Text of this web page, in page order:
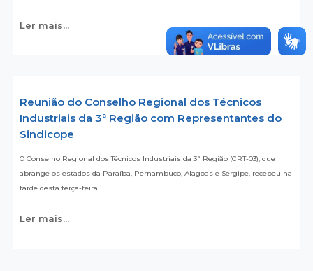
Ler mais...
Reunião do Conselho Regional dos Técnicos
Industriais da 3ª Região com Representantes do
Sindicope
O Conselho Regional dos Técnicos Industriais da 3ª Região (CRT-03), que
abrange os estados da Paraíba, Pernambuco, Alagoas e Sergipe, recebeu na
tarde desta terça-feira…
Ler mais...